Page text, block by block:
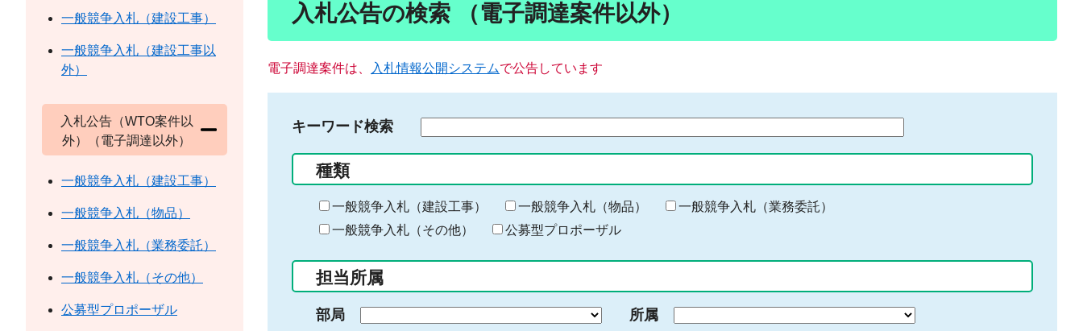
入札公告の検索 （電子調達案件以外）
電子調達案件は、 入札情報公開システムで公告しています
キーワード検索
る
キ
ー
ー
入
種類
一般競争入札（建設工事） 一般競争入札（物品）
一般競争入札（業務委託）
一般競争入札（その他）
公募型プロポーザル
担当所属
部局 所属
一般競争入札（建設工事）
一般競争入札（建設工事以
外）
入札公告（WTO案件以
外）（電子調達以外）
一般競争入札（建設工事）
一般競争入札（物品）
一般競争入札（業務委託）
一般競争入札（その他）
公募型プロポーザル